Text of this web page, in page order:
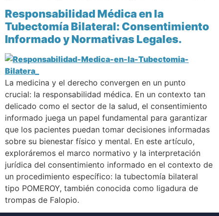
Responsabilidad Médica en la
Tubectomía Bilateral: Consentimiento
Informado y Normativas Legales.
La medicina y el derecho convergen en un punto
crucial: la responsabilidad médica. En un contexto tan
delicado como el sector de la salud, el consentimiento
informado juega un papel fundamental para garantizar
que los pacientes puedan tomar decisiones informadas
sobre su bienestar físico y mental. En este artículo,
exploráremos el marco normativo y la interpretación
jurídica del consentimiento informado en el contexto de
un procedimiento específico: la tubectomía bilateral
tipo POMEROY, también conocida como ligadura de
trompas de Falopio.